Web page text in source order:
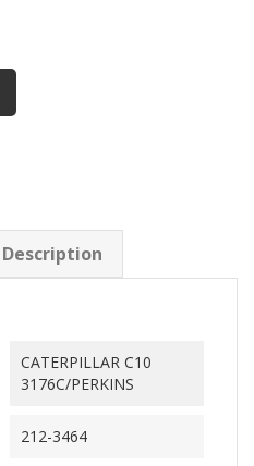
Description
CATERPILLAR C10
3176C/PERKINS
212-3464